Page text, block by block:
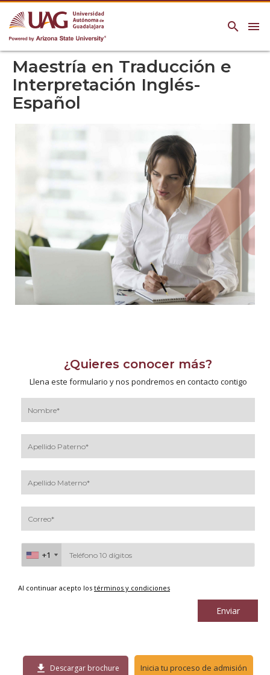
menu
search
Maestría en Traducción e
Interpretación Inglés-
Español
¿Quieres conocer más?
Llena este formulario y nos pondremos en contacto contigo
+1
+1
Al continuar acepto los términos y condiciones
Enviar
download Descargar brochure Inicia tu proceso de admisión